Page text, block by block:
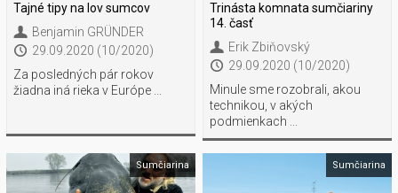
Tajné tipy na lov sumcov
Benjamin GRÜNDER
29.09.2020 (10/2020)
Za posledných pár rokov
žiadna iná rieka v Európe ...
Trinásta komnata sumčiariny
14. časť
Erik Zbiňovský
29.09.2020 (10/2020)
Minule sme rozobrali, akou
technikou, v akých
podmienkach ...
Sumčiarina Sumčiarina